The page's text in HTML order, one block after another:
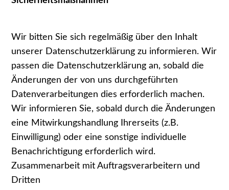
Wir bitten Sie sich regelmäßig über den Inhalt
unserer Datenschutzerklärung zu informieren. Wir
passen die Datenschutzerklärung an, sobald die
Änderungen der von uns durchgeführten
Datenverarbeitungen dies erforderlich machen.
Wir informieren Sie, sobald durch die Änderungen
eine Mitwirkungshandlung Ihrerseits (z.B.
Einwilligung) oder eine sonstige individuelle
Benachrichtigung erforderlich wird.
Zusammenarbeit mit Auftragsverarbeitern und
Dritten